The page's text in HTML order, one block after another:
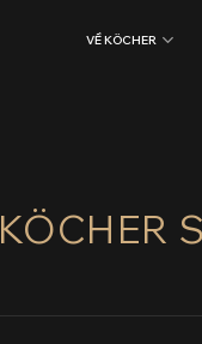
VỀ KÖCHER
KÖCHER